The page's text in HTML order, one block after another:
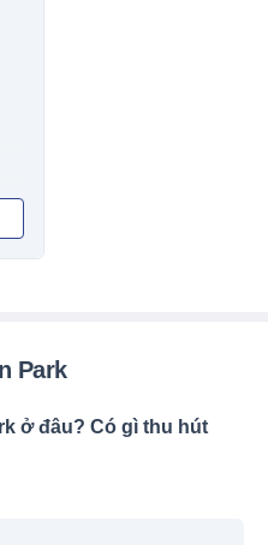
Park
ở đâu? Có gì thu hút